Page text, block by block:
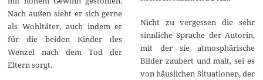
Nach außen sieht er sich gerne
als Wohltäter, auch indem er
für die beiden Kinder des
Wenzel nach dem Tod der
Eltern sorgt.
Nicht zu vergessen die sehr
sinnliche Sprache der Autorin,
mit der sie atmosphärische
Bilder zaubert und malt, sei es
von häuslichen Situationen, der